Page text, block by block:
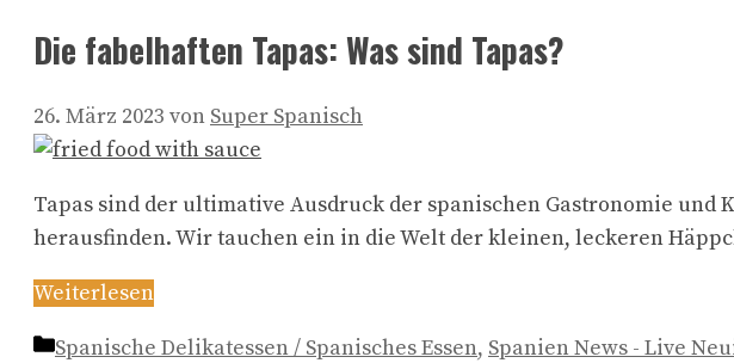
Die fabelhaften Tapas: Was sind Tapas?
26. März 2023 von Super Spanisch
Tapas sind der ultimative Ausdruck der spanischen Gastronomie
herausfinden. Wir tauchen ein in die Welt der kleinen, leckeren
Weiterlesen
Kategorien
Spanische Delikatessen / Spanisches Essen, Spanien News - Live